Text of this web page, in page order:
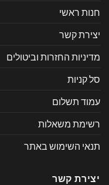
חנות ראשי
יצירת קשר
מדיניות החזרות וביטולים
סל קניות
עמוד תשלום
רשימת משאלות
תנאי השימוש באתר
יצירת קשר